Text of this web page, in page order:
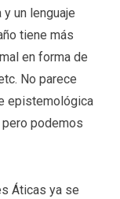
un lenguaje
tiene más
en forma de
No parece
epistemológica
podemos
Áticas ya se